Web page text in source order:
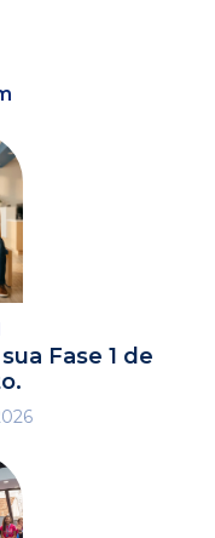
Fase 1 de